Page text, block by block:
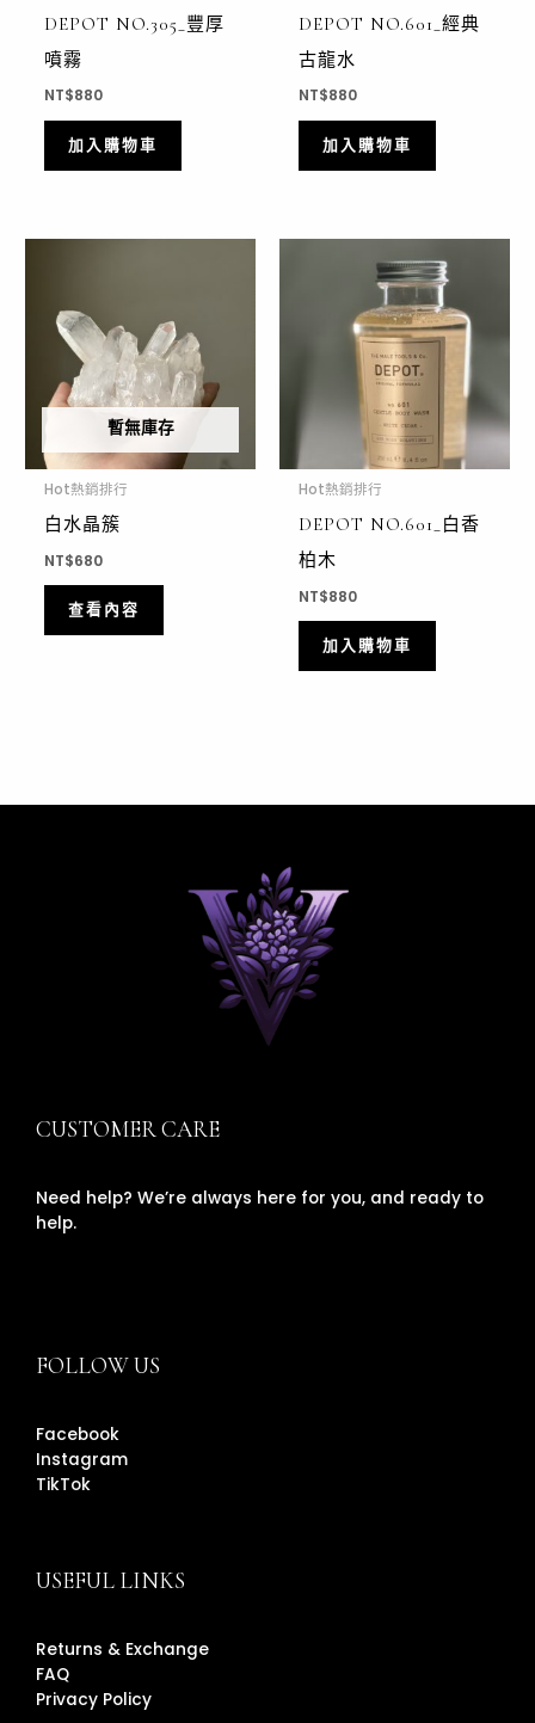
DEPOT NO.305_豐厚
噴霧
NT$880
加入購物車
DEPOT NO.601_經典
古龍水
NT$880
加入購物車
暫無庫存
Hot熱銷排行
白水晶簇
NT$680
查看內容
Hot熱銷排行
DEPOT NO.601_白香
柏木
NT$880
加入購物車
CUSTOMER CARE
Need help? We’re always here for you, and ready to
help.
FOLLOW US
Facebook
Instagram
TikTok
USEFUL LINKS
Returns & Exchange
FAQ
Privacy Policy